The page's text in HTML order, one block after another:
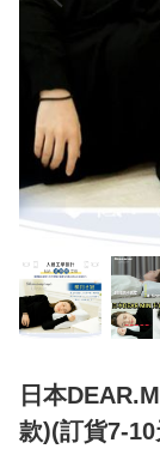
日本
款)(訂貨7-10